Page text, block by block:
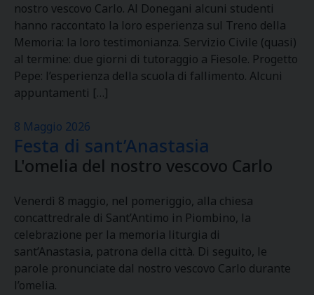
nostro vescovo Carlo. Al Donegani alcuni studenti
hanno raccontato la loro esperienza sul Treno della
Memoria: la loro testimonianza. Servizio Civile (quasi)
al termine: due giorni di tutoraggio a Fiesole. Progetto
Pepe: l’esperienza della scuola di fallimento. Alcuni
appuntamenti […]
8 Maggio 2026
Festa di sant’Anastasia
L'omelia del nostro vescovo Carlo
Venerdì 8 maggio, nel pomeriggio, alla chiesa
concattredrale di Sant’Antimo in Piombino, la
celebrazione per la memoria liturgia di
sant’Anastasia, patrona della città. Di seguito, le
parole pronunciate dal nostro vescovo Carlo durante
l’omelia.